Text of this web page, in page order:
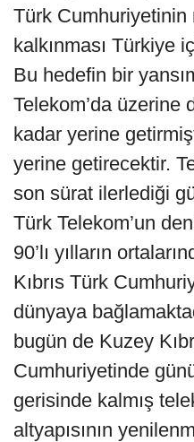
Türk Cumhuriyetinin
kalkınması Türkiye
Bu hedefin bir
Telekom’da üzerine
kadar yerine
yerine getirecektir.
son sürat ilerlediği
Türk Telekom’un
90’lı yılların
Kıbrıs Türk
dünyaya
bugün de Kuzey
Cumhuriyetinde
gerisinde kalmış
altyapısının